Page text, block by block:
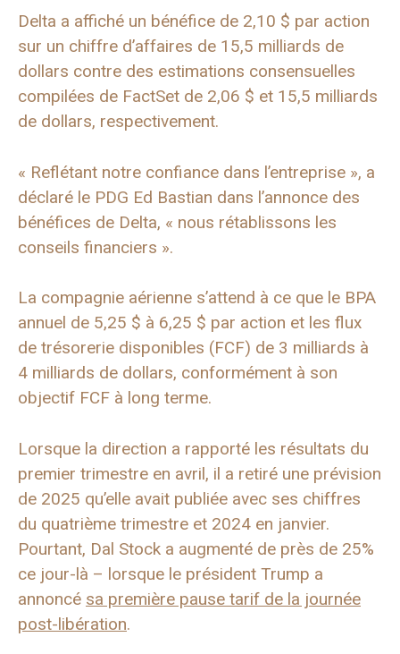
Delta a affiché un bénéfice de 2,10 $ par action
sur un chiffre d’affaires de 15,5 milliards de
dollars contre des estimations consensuelles
compilées de FactSet de 2,06 $ et 15,5 milliards
de dollars, respectivement.
« Reflétant notre confiance dans l’entreprise », a
déclaré le PDG Ed Bastian dans l’annonce des
bénéfices de Delta, « nous rétablissons les
conseils financiers ».
La compagnie aérienne s’attend à ce que le BPA
annuel de 5,25 $ à 6,25 $ par action et les flux
de trésorerie disponibles (FCF) de 3 milliards à
4 milliards de dollars, conformément à son
objectif FCF à long terme.
Lorsque la direction a rapporté les résultats du
premier trimestre en avril, il a retiré une prévision
de 2025 qu’elle avait publiée avec ses chiffres
du quatrième trimestre et 2024 en janvier.
Pourtant, Dal Stock a augmenté de près de 25%
ce jour-là – lorsque le président Trump a
annoncé sa première pause tarif de la journée
post-libération.